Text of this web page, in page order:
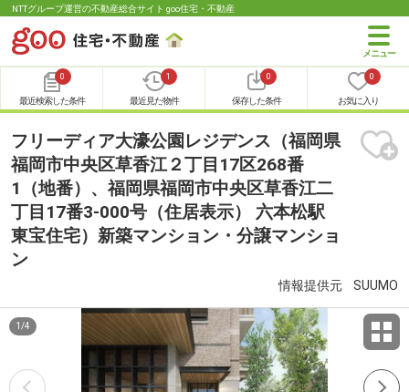
NTTグループ運営の不動産総合サイト goo住宅・不動産
0
最近検索した条件
1
最近見た物件
0
保存した条件
0
お気に入り
フリーディア大濠公園レジデンス（福岡県
福岡市中央区草香江２丁目17区268番
1（地番）、福岡県福岡市中央区草香江二
丁目17番3-000号（住居表示） 六本松駅
東宝住宅）新築マンション・分譲マンショ
ン
情報提供元 SUUMO
1 /4